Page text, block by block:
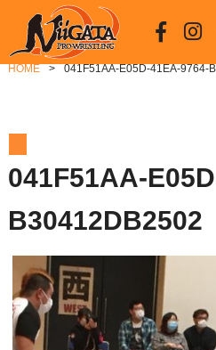
HOME 041F51AA-E05D-41EA-9764-
041F51AA-
B30412DB2502